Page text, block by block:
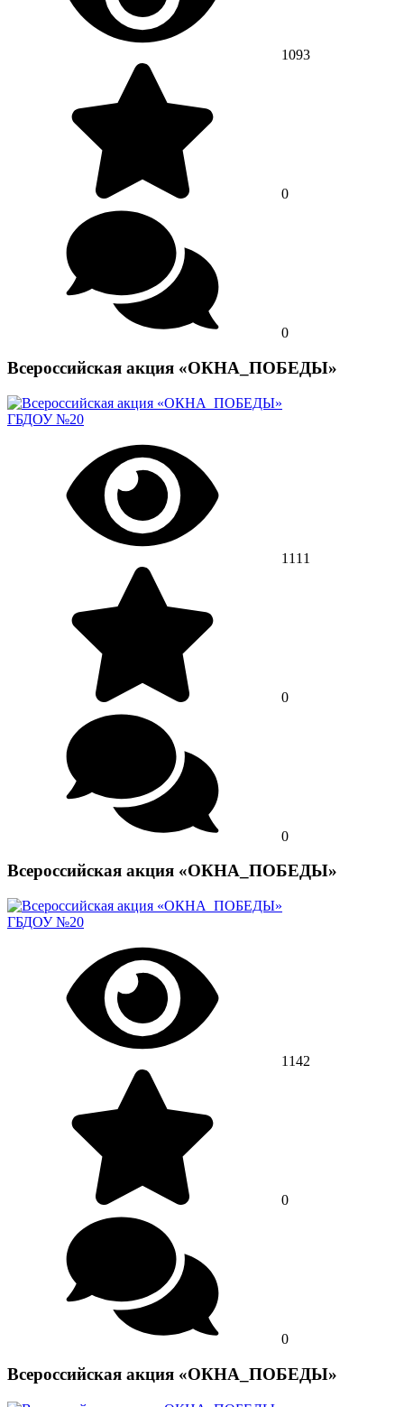
1093
0
0
Всероссийская акция «ОКНА_ПОБЕДЫ»
ГБДОУ №20
1111
0
0
Всероссийская акция «ОКНА_ПОБЕДЫ»
ГБДОУ №20
1142
0
0
Всероссийская акция «ОКНА_ПОБЕДЫ»